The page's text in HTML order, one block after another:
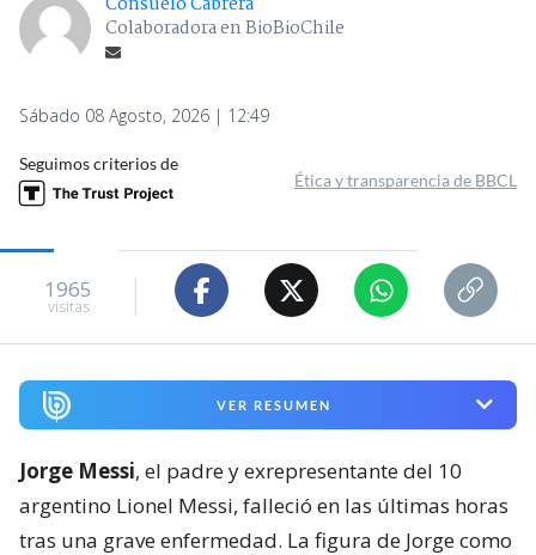
Colaboradora en BioBioChile
Sábado 08 Agosto, 2026 | 12:49
Seguimos criterios de
Ética y transparencia de BBCL
1965
visitas
VER RESUMEN
Jorge Messi, el padre y exrepresentante del 10
argentino Lionel Messi, falleció en las últimas horas
tras una grave enfermedad. La figura de Jorge como